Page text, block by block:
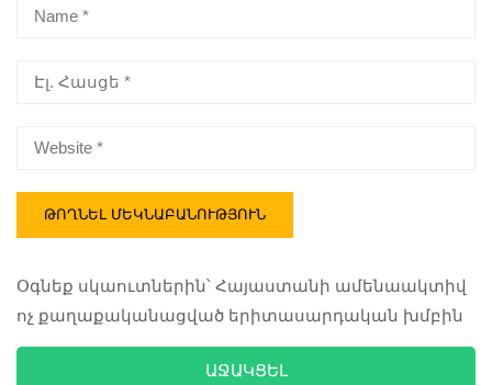
Օգնեք սկաուտներին՝ Հայաստանի ամենաակտիվ
ոչ քաղաքականացված երիտասարդական խմբին
ԱՋԱԿՑԵԼ